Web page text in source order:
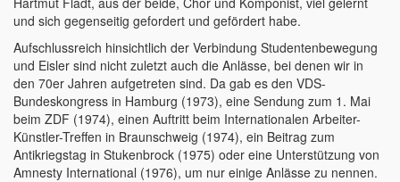
und sich gegenseitig gefordert und gefördert habe.
Aufschlussreich hinsichtlich der Verbindung Studentenbewegung
und Eisler sind nicht zuletzt auch die Anlässe, bei denen wir in
den 70er Jahren aufgetreten sind. Da gab es den VDS-
Bundeskongress in Hamburg (1973), eine Sendung zum 1. Mai
beim ZDF (1974), einen Auftritt beim Internationalen Arbeiter-
Künstler-Treffen in Braunschweig (1974), ein Beitrag zum
Antikriegstag in Stukenbrock (1975) oder eine Unterstützung von
Amnesty International (1976), um nur einige Anlässe zu nennen.